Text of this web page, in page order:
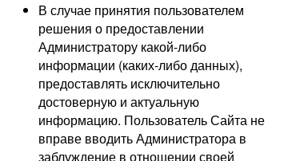
В случае принятия пользователем
решения о предоставлении
Администратору какой-либо
информации (каких-либо данных),
предоставлять исключительно
достоверную и актуальную
информацию. Пользователь Сайта не
вправе вводить Администратора в
заблуждение в отношении своей